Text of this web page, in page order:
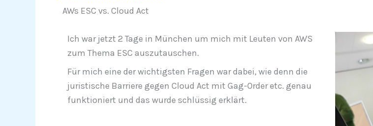
AWs ESC vs. Cloud Act
Ich war jetzt 2 Tage in München um mich mit Leuten von AWS
zum Thema ESC auszutauschen.
Für mich eine der wichtigsten Fragen war dabei, wie denn die
juristische Barriere gegen Cloud Act mit Gag-Order etc. genau
funktioniert und das wurde schlüssig erklärt.